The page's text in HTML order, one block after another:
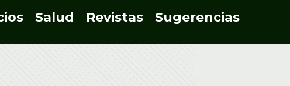
Salud Revistas Sugerencias